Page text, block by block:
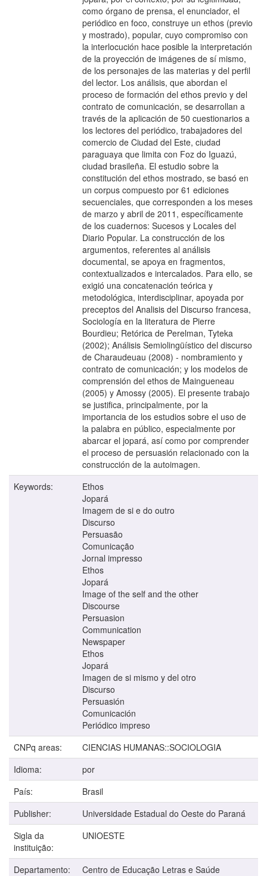
como órgano de prensa, el enunciador, el
periódico en foco, construye un ethos (previo
y mostrado), popular, cuyo compromiso con
la interlocución hace posible la interpretación
de la proyección de imágenes de sí mismo,
de los personajes de las materias y del perfil
del lector. Los análisis, que abordan el
proceso de formación del ethos previo y del
contrato de comunicación, se desarrollan a
través de la aplicación de 50 cuestionarios a
los lectores del periódico, trabajadores del
comercio de Ciudad del Este, ciudad
paraguaya que limita con Foz do Iguazú,
ciudad brasileña. El estudio sobre la
constitución del ethos mostrado, se basó en
un corpus compuesto por 61 ediciones
secuenciales, que corresponden a los meses
de marzo y abril de 2011, específicamente
de los cuadernos: Sucesos y Locales del
Diario Popular. La construcción de los
argumentos, referentes al análisis
documental, se apoya en fragmentos,
contextualizados e intercalados. Para ello, se
exigió una concatenación teórica y
metodológica, interdisciplinar, apoyada por
preceptos del Analisis del Discurso francesa,
Sociología en la literatura de Pierre
Bourdieu; Retórica de Perelman, Tyteka
(2002); Análisis Semiolingüístico del discurso
de Charaudeuau (2008) - nombramiento y
contrato de comunicación; y los modelos de
comprensión del ethos de Maingueneau
(2005) y Amossy (2005). El presente trabajo
se justifica, principalmente, por la
importancia de los estudios sobre el uso de
la palabra en público, especialmente por
abarcar el jopará, así como por comprender
el proceso de persuasión relacionado con la
construcción de la autoimagen.
Keywords:
Ethos
Jopará
Imagem de si e do outro
Discurso
Persuasão
Comunicação
Jornal impresso
Ethos
Jopará
Image of the self and the other
Discourse
Persuasion
Communication
Newspaper
Ethos
Jopará
Imagen de si mismo y del otro
Discurso
Persuasión
Comunicación
Periódico impreso
CNPq areas:
CIENCIAS HUMANAS::SOCIOLOGIA
Idioma:
por
País:
Brasil
Publisher:
Universidade Estadual do Oeste do Paraná
Sigla da
instituição:
UNIOESTE
Departamento:
Centro de Educação Letras e Saúde